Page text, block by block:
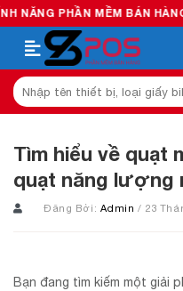
Skip
to
content
MỀM BÁN HÀNG - CHỈ
Tìm
kiếm:
Tìm hiểu về quạt
quạt năng lượng
Đăng Bởi: Admin/ 23
Bạn đang tìm kiếm một giải